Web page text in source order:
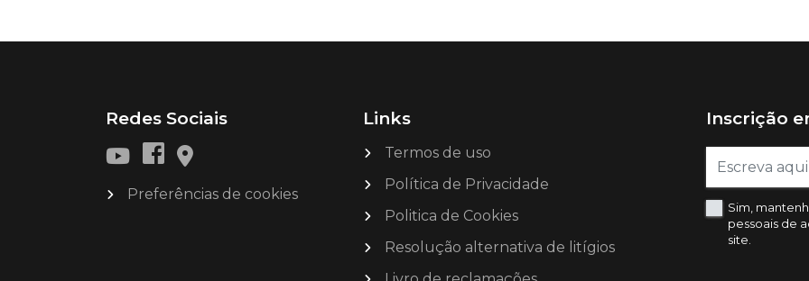
Redes Sociais
Preferências de cookies
Links
Termos de uso
Política de Privacidade
Politica de Cookies
Resolução alternativa de litígios
Inscrição
Sim,
pessoais de
site.